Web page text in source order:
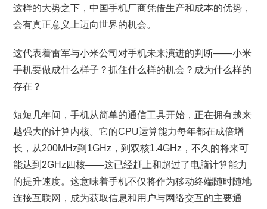
这样的大势之下，中国手机厂商凭借生产和成本的优势，
会有真正意义上迈向世界的机会。
这代表着雷军与小米公司对手机未来演进的判断——小米
手机要做成什么样子？抓住什么样的机会？成为什么样的
存在？
短短几年间，手机从简单的通信工具开始，正在拥有越来
越强大的计算内核。它的CPU运算能力每年都在成倍增
长，从200MHz到1GHz，到双核1.4GHz，不久的将来可
能达到2GHz四核——这已经赶上和超过了电脑计算能力
的提升速度。这意味着手机不仅将作为移动终端随时随地
连接互联网，成为获取信息和用户与网络交互的主要通